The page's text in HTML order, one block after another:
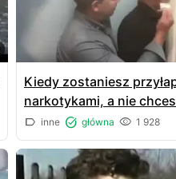
Kiedy zostaniesz
narkotykami, a nie
zostać aresztowany
inne główna 1 928